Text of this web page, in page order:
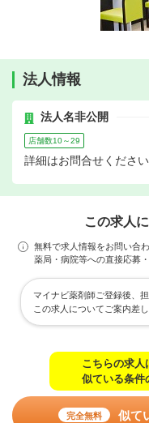
法人情報
法人名非公開
店舗数10～29
詳細はお問合せください
この求人
無料で求人情報をお問い合
薬局・病院等への直接応募
マイナビ薬剤師ご登録後、
この求人についてご案内差し
こちらの求人
似ている条件
完全無料 似て